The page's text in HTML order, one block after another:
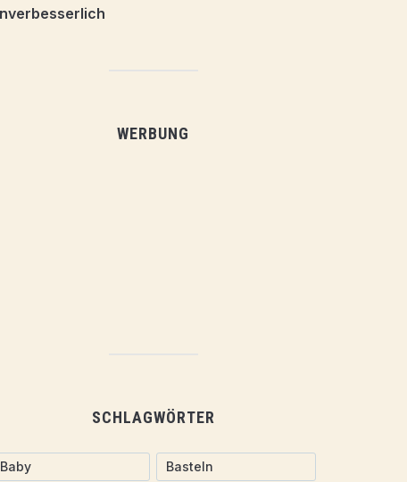
WERBUNG
SCHLAGWÖRTER
Baby Basteln